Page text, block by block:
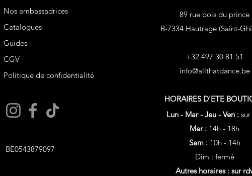
Nos ambassadrices
Catalogues
Guides
CGV
Politique de confidentialité
BE0543879097
89 rue bois du prince
B-7334 Hautrage (Saint-
+32 497 30 81 51
info@allthatdance.be
HORAIRES D'ETE
Lun - Mar - Jeu - Ven :
Mer : 14h - 18h
Sam : 10h - 14h
Dim : fermé
Autres horaires : sur